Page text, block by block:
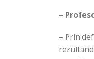
–
– Prin